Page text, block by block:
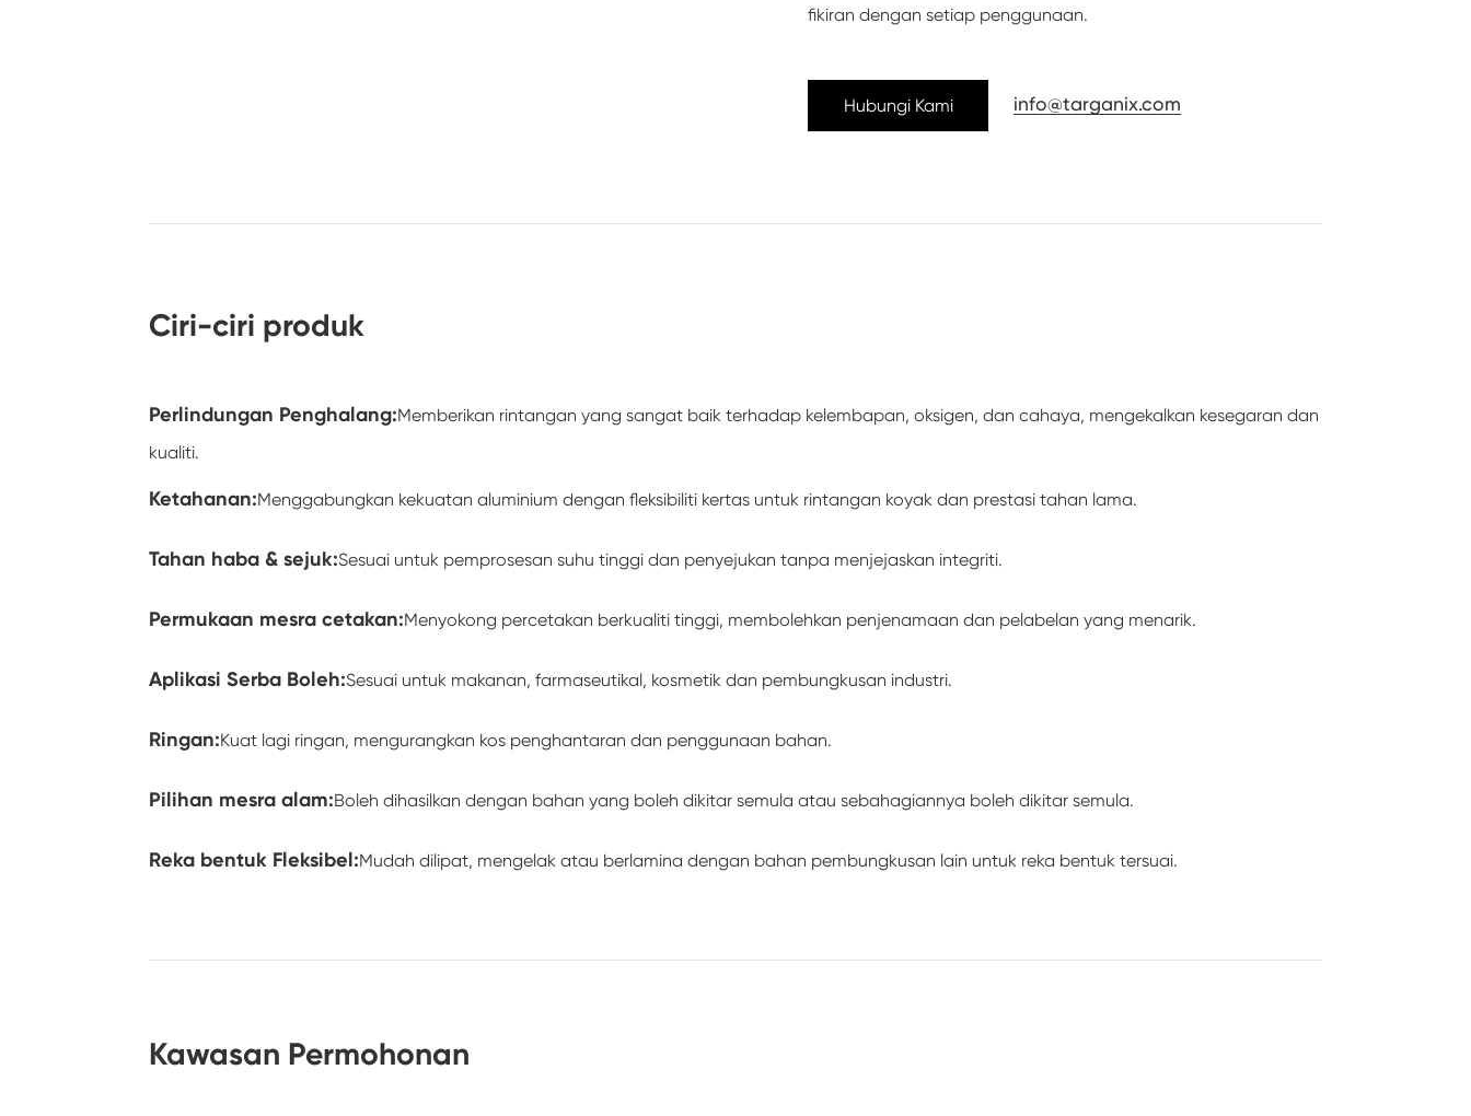
fikiran dengan setiap penggunaan.
Hubungi Kami info@targanix.com
Ciri-ciri produk
Perlindungan Penghalang:Memberikan rintangan yang sangat baik terhadap kelembapan, oksigen, dan cahaya, mengekalkan kesegaran dan
kualiti.
Ketahanan:Menggabungkan kekuatan aluminium dengan fleksibiliti kertas untuk rintangan koyak dan prestasi tahan lama.
Tahan haba & sejuk:Sesuai untuk pemprosesan suhu tinggi dan penyejukan tanpa menjejaskan integriti.
Permukaan mesra cetakan:Menyokong percetakan berkualiti tinggi, membolehkan penjenamaan dan pelabelan yang menarik.
Aplikasi Serba Boleh:Sesuai untuk makanan, farmaseutikal, kosmetik dan pembungkusan industri.
Ringan:Kuat lagi ringan, mengurangkan kos penghantaran dan penggunaan bahan.
Pilihan mesra alam:Boleh dihasilkan dengan bahan yang boleh dikitar semula atau sebahagiannya boleh dikitar semula.
Reka bentuk Fleksibel:Mudah dilipat, mengelak atau berlamina dengan bahan pembungkusan lain untuk reka bentuk tersuai.
Kawasan Permohonan